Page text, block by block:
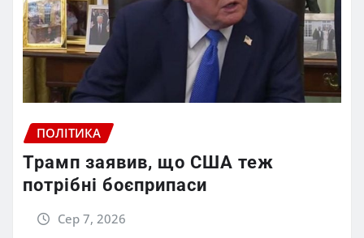
ПОЛІТИКА
Трамп заявив, що США теж
потрібні боєприпаси
Сер 7, 2026